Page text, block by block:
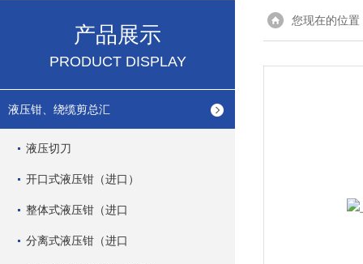
产品展示
PRODUCT DISPLAY
液压钳、绕缆剪总汇
液压切刀
开口式液压钳（进口）
整体式液压钳（进口
分离式液压钳（进口
您现在的位置